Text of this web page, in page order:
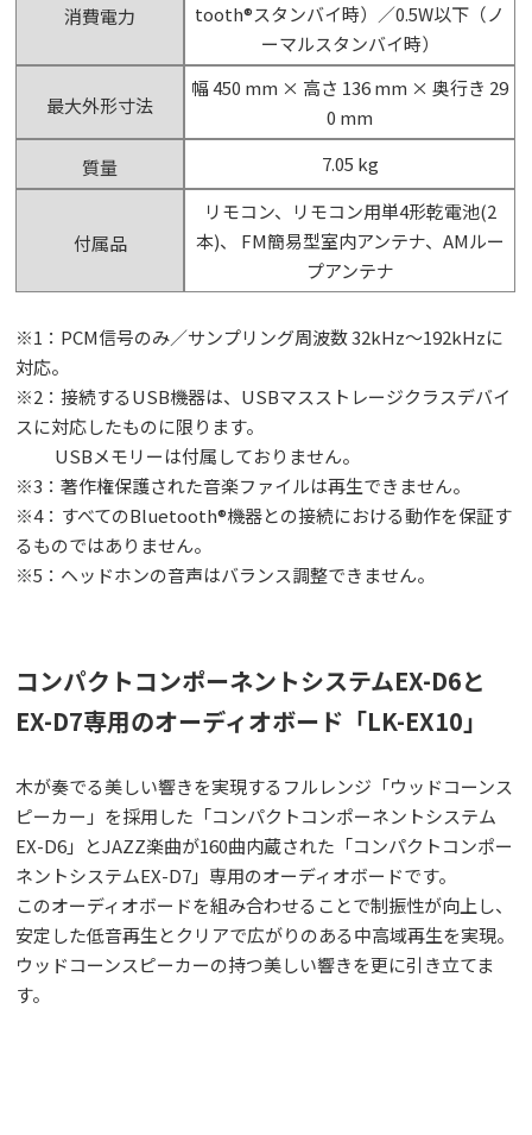
消費電力
tooth®スタンバイ時）／0.5W以下（ノ
ーマルスタンバイ時）
最大外形寸法
幅 450 mm × 高さ 136 mm × 奥行き 29
0 mm
質量
7.05 kg
付属品
リモコン、リモコン用単4形乾電池(2
本)、 FM簡易型室内アンテナ、AMルー
プアンテナ
※1：PCM信号のみ／サンプリング周波数 32kHz～192kHzに
対応。
※2：接続するUSB機器は、USBマスストレージクラスデバイ
スに対応したものに限ります。
USBメモリーは付属しておりません。
※3：著作権保護された音楽ファイルは再生できません。
※4：すべてのBluetooth®機器との接続における動作を保証す
るものではありません。
※5：ヘッドホンの音声はバランス調整できません。
コンパクトコンポーネントシステムEX-D6と
EX-D7専用のオーディオボード「LK-EX10」
木が奏でる美しい響きを実現するフルレンジ「ウッドコーンス
ピーカー」を採用した「コンパクトコンポーネントシステム
EX-D6」とJAZZ楽曲が160曲内蔵された「コンパクトコンポー
ネントシステムEX-D7」専用のオーディオボードです。
このオーディオボードを組み合わせることで制振性が向上し、
安定した低音再生とクリアで広がりのある中高域再生を実現。
ウッドコーンスピーカーの持つ美しい響きを更に引き立てま
す。